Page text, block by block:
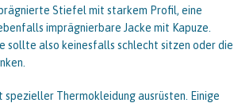
Stiefel mit starkem Profil, eine
imprägnierbare Jacke mit Kapuze.
sollte also keinesfalls schlecht sitzen oder die
Thermokleidung ausrüsten. Einige